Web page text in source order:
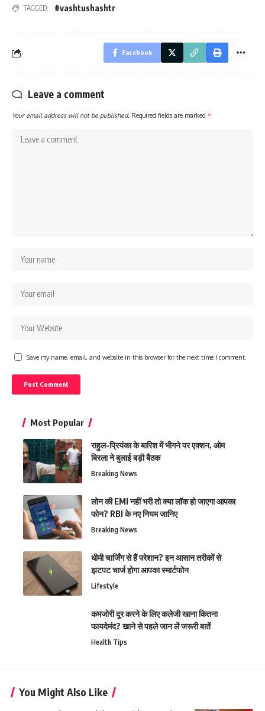
TAGGED: #vashtushashtr
Facebook
Leave a comment
Your email address will not be published. Required fields are marked *
Save my name, email, and website in this browser for the next time I comment.
Most Popular
राहुल-प्रियंका के बारिश में भीगने पर एक्शन, ओम
बिरला ने बुलाई बड़ी बैठक
Breaking News
लोन की EMI नहीं भरी तो क्या लॉक हो जाएगा आपका
फोन? RBI के नए नियम जानिए
Breaking News
धीमी चार्जिंग से हैं परेशान? इन आसान तरीकों से
झटपट चार्ज होगा आपका स्मार्टफोन
Lifestyle
कमजोरी दूर करने के लिए कलेजी खाना कितना
फायदेमंद? खाने से पहले जान लें जरूरी बातें
Health Tips
You Might Also Like